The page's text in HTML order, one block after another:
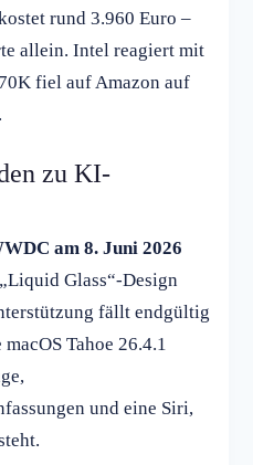
rund 3.960 Euro –
allein. Intel reagiert mit
fiel auf Amazon auf
zu KI-
am 8. Juni 2026
Glass“-Design
fällt endgültig
Tahoe 26.4.1
und eine Siri,